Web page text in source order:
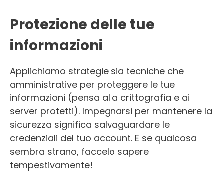
Protezione delle tue
informazioni
Applichiamo strategie sia tecniche che
amministrative per proteggere le tue
informazioni (pensa alla crittografia e ai
server protetti). Impegnarsi per mantenere la
sicurezza significa salvaguardare le
credenziali del tuo account. E se qualcosa
sembra strano, faccelo sapere
tempestivamente!